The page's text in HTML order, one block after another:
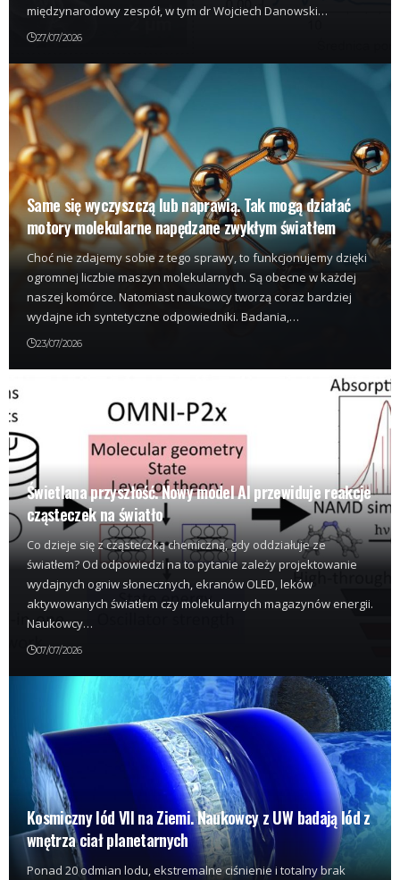
międzynarodowy zespół, w tym dr Wojciech Danowski…
27/07/2026
Same się wyczyszczą lub naprawią. Tak mogą działać
motory molekularne napędzane zwykłym światłem
Choć nie zdajemy sobie z tego sprawy, to funkcjonujemy dzięki
ogromnej liczbie maszyn molekularnych. Są obecne w każdej
naszej komórce. Natomiast naukowcy tworzą coraz bardziej
wydajne ich syntetyczne odpowiedniki. Badania,…
23/07/2026
Świetlana przyszłość. Nowy model AI przewiduje reakcje
cząsteczek na światło
Co dzieje się z cząsteczką chemiczną, gdy oddziałuje ze
światłem? Od odpowiedzi na to pytanie zależy projektowanie
wydajnych ogniw słonecznych, ekranów OLED, leków
aktywowanych światłem czy molekularnych magazynów energii.
Naukowcy…
07/07/2026
Kosmiczny lód VII na Ziemi. Naukowcy z UW badają lód z
wnętrza ciał planetarnych
Ponad 20 odmian lodu, ekstremalne ciśnienie i totalny brak